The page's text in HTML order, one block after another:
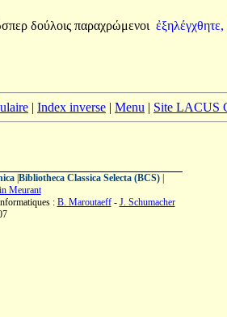
δούλοις παραχρώμενοι ἐξηλέγχθητε,
| Index inverse | Menu | Site LACUS
| Bibliotheca Classica Selecta (BCS)|
Meurant
: B. Maroutaeff- J. Schumacher